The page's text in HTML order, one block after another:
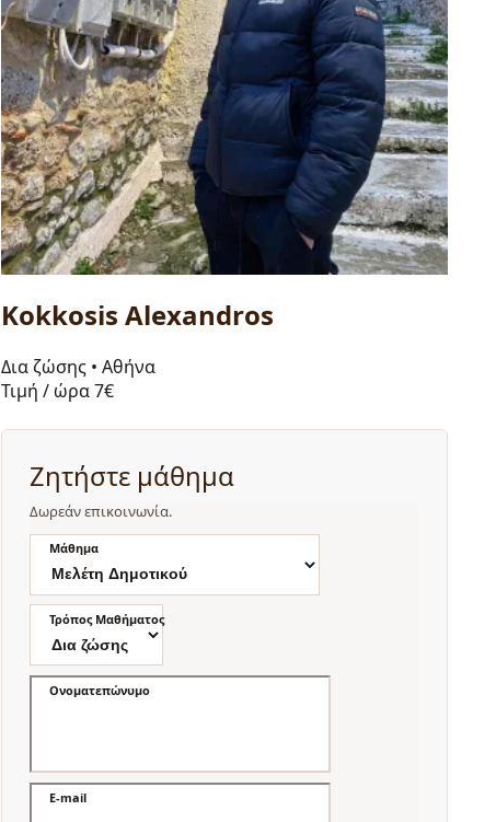
Kokkosis Alexandros
Δια ζώσης • Αθήνα
Τιμή / ώρα7€
Ζητήστε μάθημα
Δωρεάν επικοινωνία.
Μάθημα
Τρόπος Μαθήματος
Ονοματεπώνυμο
E-mail